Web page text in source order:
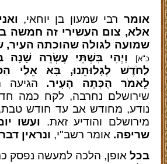
אומר רבי שמעון בן יוחאי,
אלא, צום העשירי זה חמשה
שמועה לגולה שהוכתה העיר,
כ"א]
וַיְהִי בִּשְׁתֵּי עֶשְׂרֵה שָׁנָה
לַחֹדֶשׁ לְגָלוּתֵנוּ, בָּא אֵלַי
לֵאמֹר הֻכְּתָה הָעִיר. הגיעה
שירושלם נחרבה, לקח כמה
נודע, מחודש אב עד חודש
מירושלם והודיע זאת. ועשו
שריפה. אומר רשב"י, ונראין
בכל אופן, הלכה למעשה נפסק